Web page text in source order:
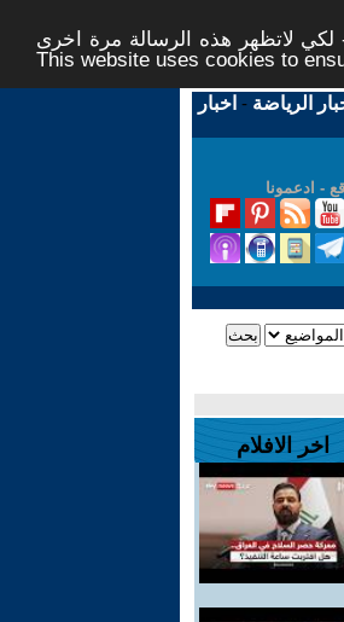
لاتظهر هذه الرسالة مرة اخرى -
This website uses cookies to
الرياضة - اخبار
- ادعمونا
اخر الافلام